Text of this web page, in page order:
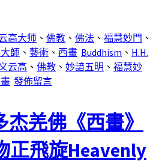
高大师 、 佛教 、 佛法 、 福慧妙門 、
師 、 藝術 、 西畫 Buddhism 、 H.H.
云高 、 佛教 、 妙諳五明 、 福慧妙
發佈留言
羌佛《西畫》
正飛旋Heavenly